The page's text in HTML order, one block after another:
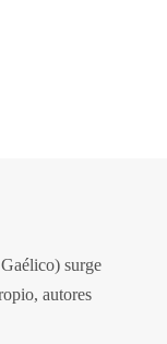
surge
autores